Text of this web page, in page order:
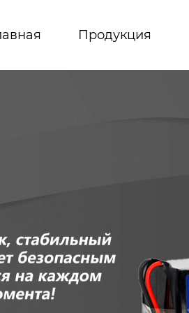
Продукция